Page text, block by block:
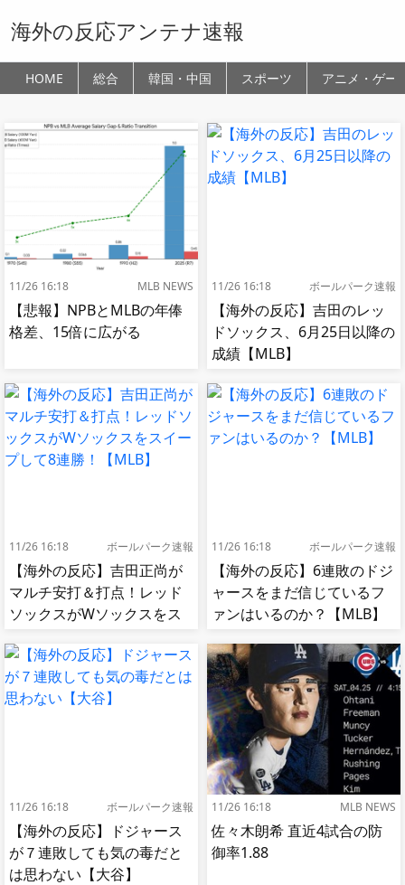
海外の反応アンテナ速報
HOME 総合 韓国・中国 スポーツ アニメ・ゲー
11/26 16:18 MLB NEWS
【悲報】NPBとMLBの年俸
格差、15倍に広がる
11/26 16:18 ボールパーク速報
【海外の反応】吉田のレッ
ドソックス、6月25日以降の
成績【MLB】
11/26 16:18 ボールパーク速報
【海外の反応】吉田正尚が
マルチ安打＆打点！レッド
ソックスがWソックスをス
11/26 16:18 ボールパーク速報
【海外の反応】6連敗のドジ
ャースをまだ信じているフ
ァンはいるのか？【MLB】
11/26 16:18 ボールパーク速報
【海外の反応】ドジャース
が７連敗しても気の毒だと
は思わない【大谷】
11/26 16:18 MLB NEWS
佐々木朗希 直近4試合の防
御率1.88